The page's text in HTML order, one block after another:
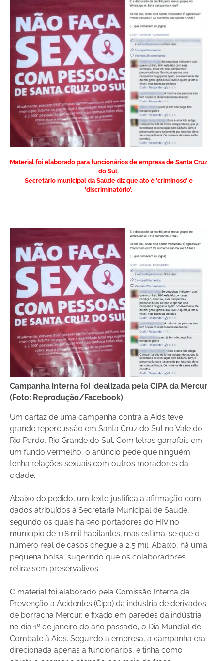
Material foi elaborado para funcionários de empresa de Santa Cruz
do Sul.
Secretário municipal da Saúde diz que ato é ‘criminoso’ e
‘discriminatório’.
Campanha interna foi idealizada pela CIPA da Mercur
(Foto: Reprodução/Facebook)
Um cartaz de uma campanha contra a Aids teve
grande repercussão em Santa Cruz do Sul no Vale do
Rio Pardo, Rio Grande do Sul. Com letras garrafais em
um fundo vermelho, o anúncio pede que ninguém
tenha relações sexuais com outros moradores da
cidade.
Abaixo do pedido, um texto justifica a afirmação com
dados atribuídos à Secretaria Municipal de Saúde,
segundo os quais há 950 portadores do HIV no
município de 118 mil habitantes, mas estima-se que o
número real de casos chegue a 2,5 mil. Abaixo, há uma
pequena bolsa, sugerindo que os colaboradores
retirassem preservativos.
O material foi elaborado pela Comissão Interna de
Prevenção a Acidentes (Cipa) da indústria de derivados
de borracha Mercur, e fixado em paredes da indústria
no dia 1º de janeiro do ano passado, o Dia Mundial de
Combate à Aids. Segundo a empresa, a campanha era
direcionada apenas a funcionários, e tinha como